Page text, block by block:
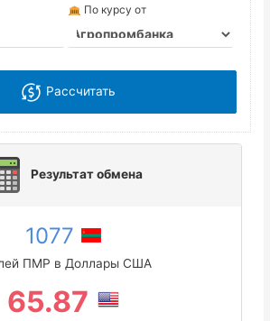
По курсу от
Рассчитать
Результат обмена
1077
ПМР в Доллары США
65.87